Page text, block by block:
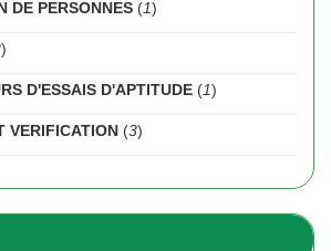
DE PERSONNES (1)
)
D'ESSAIS D'APTITUDE (1)
VERIFICATION (3)